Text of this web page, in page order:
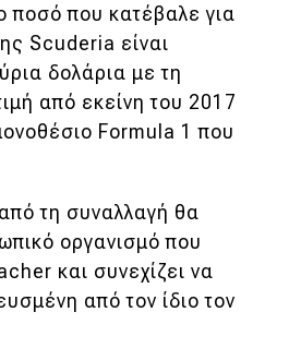
ποσό που κατέβαλε για
Scuderia είναι
δολάρια με τη
από εκείνη του 2017
Formula 1 που
τη συναλλαγή θα
οργανισμό που
και συνεχίζει να
από τον ίδιο τον